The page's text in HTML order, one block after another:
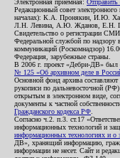
Электронная приемная:
Редакционный совет
началах): К.А. Пронякин, И.Ю.
Л.Н. Левина, А.Ю. Жданов, Е.Н.
Свидетельство о регистрации
Федеральной службой по надзору
коммуникаций (Роскомнадзор)
Федерация, зарубежные страны.
В 2006 г. проект «Дебри-ДВ» был
№ 125 «Об архивном деле в
Основной фонд архива
рукописи по дальневосточной
открытым в электронном виде,
документы к частной
Гражданского кодекса РФ
Согласно ч.2. п.3. ст.17
информационных технологий и
информационных технологиях и
ДВ», хранящий информацию,
информации не несет. Сайт и